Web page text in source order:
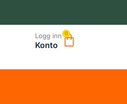
Logg inn
Konto
0